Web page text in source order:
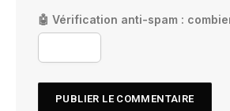
🤖 Vérification anti-spam :